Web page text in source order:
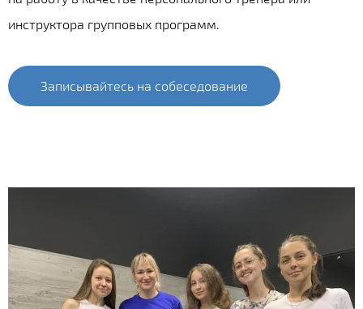
инструктора групповых программ.
Записывайтесь на собеседование